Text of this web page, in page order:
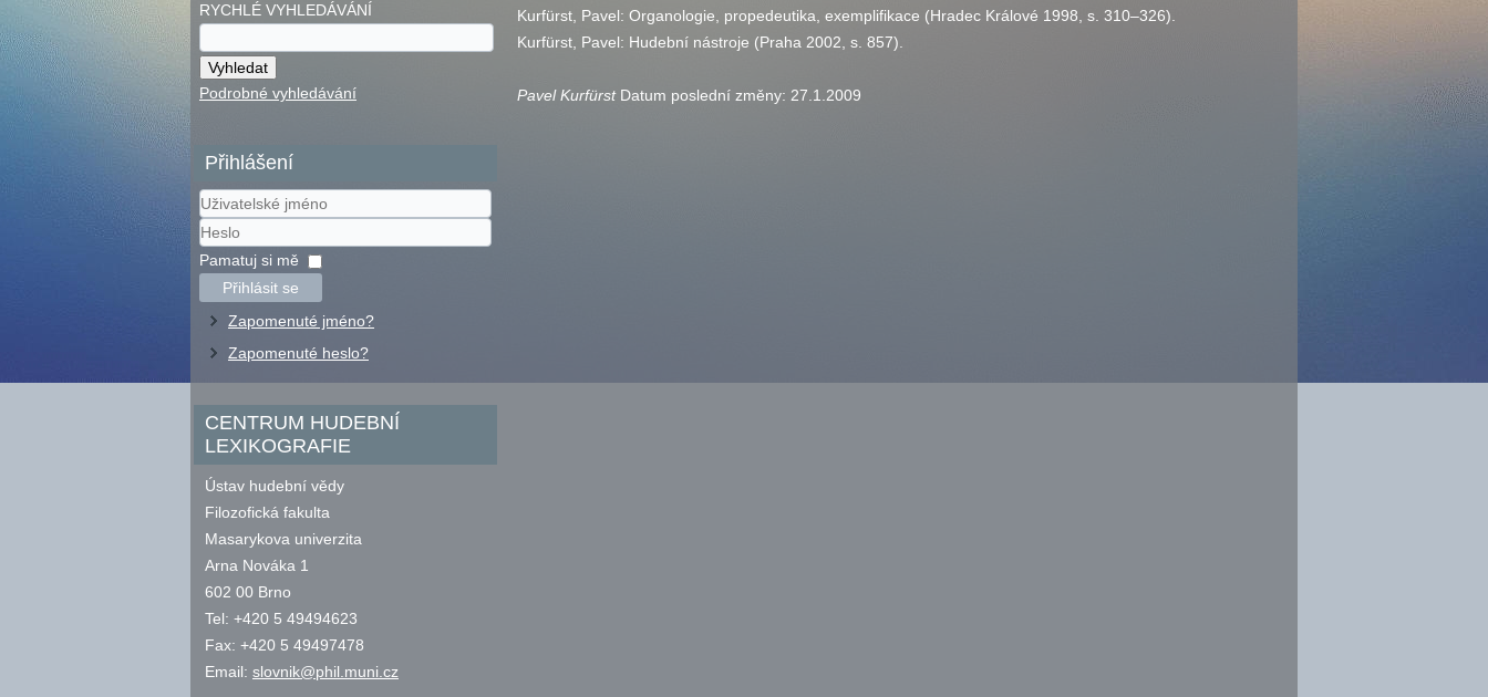
RYCHLÉ VYHLEDÁVÁNÍ
Podrobné vyhledávání
Přihlášení
Uživatelské
jméno
Heslo
Pamatuj si mě
Přihlásit se
Zapomenuté jméno?
Zapomenuté heslo?
CENTRUM HUDEBNÍ
LEXIKOGRAFIE
Ústav hudební vědy
Filozofická fakulta
Masarykova univerzita
Arna Nováka 1
602 00 Brno
Tel: +420 5 49494623
Fax: +420 5 49497478
Email: slovnik@phil.muni.cz
Kurfürst, Pavel: Organologie, propedeutika, exemplifikace (Hradec Králové 1998, s. 310–326).
Kurfürst, Pavel: Hudební nástroje (Praha 2002, s. 857).
Pavel Kurfürst Datum poslední změny: 27.1.2009